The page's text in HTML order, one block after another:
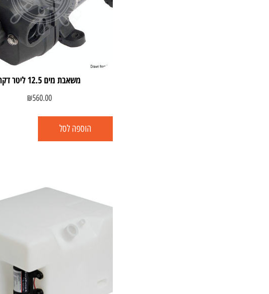
משאבת מים 12.5 ליטר דקה
₪560.00
הוספה לסל